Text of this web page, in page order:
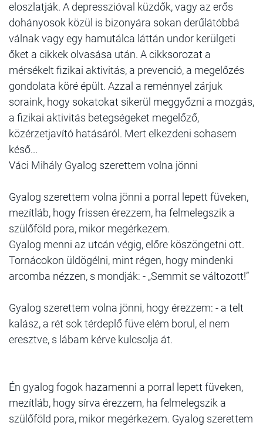
eloszlatják. A depresszióval küzdők, vagy az erős
dohányosok közül is bizonyára sokan derűlátóbbá
válnak vagy egy hamutálca láttán undor kerülgeti
őket a cikkek olvasása után. A cikksorozat a
mérsékelt fizikai aktivitás, a prevenció, a megelőzés
gondolata köré épült. Azzal a reménnyel zárjuk
soraink, hogy sokatokat sikerül meggyőzni a mozgás,
a fizikai aktivitás betegségeket megelőző,
közérzetjavító hatásáról. Mert elkezdeni sohasem
késő...
Váci Mihály Gyalog szerettem volna jönni
Gyalog szerettem volna jönni a porral lepett füveken,
mezítláb, hogy frissen érezzem, ha felmelegszik a
szülőföld pora, mikor megérkezem.
Gyalog menni az utcán végig, előre köszöngetni ott.
Tornácokon üldögélni, mint régen, hogy mindenki
arcomba nézzen, s mondják: - „Semmit se változott!”
Gyalog szerettem volna jönni, hogy érezzem: - a telt
kalász, a rét sok térdeplő füve elém borul, el nem
eresztve, s lábam kérve kulcsolja át.
Én gyalog fogok hazamenni a porral lepett füveken,
mezítláb, hogy sírva érezzem, ha felmelegszik a
szülőföld pora, mikor megérkezem. Gyalog szerettem